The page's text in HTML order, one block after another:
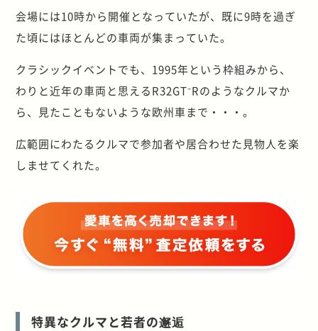
会場には10時から開催となっていたが、既に9時を過ぎ
た頃にはほとんどの車両が集まっていた。
クラシックイベントでも、1995年という枠組みから、
わりと近年の車両と思えるR32GT⁻Rのようなクルマか
ら、見たこともないような欧州車まで・・・。
広範囲にわたるクルマで参加者や居合わせた見物人を楽
しませてくれた。
特異なクルマと若者の邂逅